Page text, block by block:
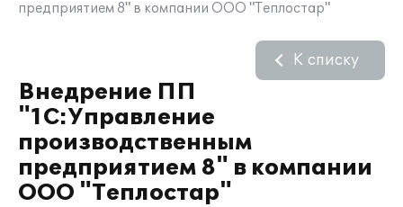
предприятием 8" в компании ООО "Теплостар"
Внедрение ПП
"1С:Управление
производственным
предприятием 8" в компании
ООО "Теплостар"
К списку